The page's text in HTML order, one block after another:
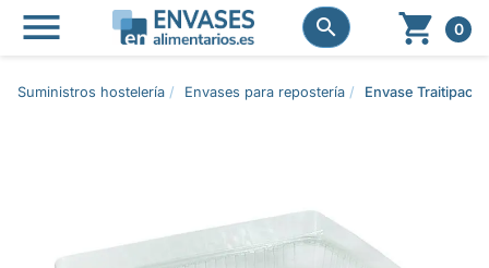
 
  0
Suministros hostelería Envases para repostería Envase Traitipack